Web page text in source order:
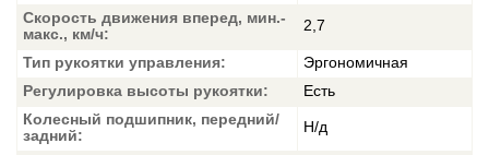
Скорость движения вперед, мин.-
макс., км/ч:
2,7
Тип рукоятки управления:
Эргономичная
Регулировка высоты рукоятки:
Есть
Колесный подшипник, передний/
задний:
Н/д